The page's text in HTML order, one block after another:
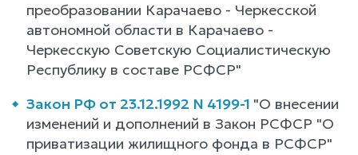
преобразовании Карачаево - Черкесской
автономной области в Карачаево -
Черкесскую Советскую Социалистическую
Республику в составе РСФСР"
Закон РФ от 23.12.1992 N 4199-1 "О внесении
изменений и дополнений в Закон РСФСР "О
приватизации жилищного фонда в РСФСР"